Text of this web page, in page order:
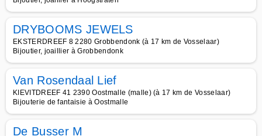
DRYBOOMS JEWELS
EKSTERDREEF 8 2280 Grobbendonk (à 17 km de Vosselaar)
Bijoutier, joaillier à Grobbendonk
Van Rosendaal Lief
KIEVITDREEF 41 2390 Oostmalle (malle) (à 17 km de Vosselaar)
Bijouterie de fantaisie à Oostmalle
De Busser M